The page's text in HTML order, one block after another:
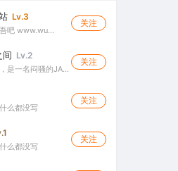
Lv.3
吧 www.wu…
关注
间 Lv.2
是一名闷骚的JA…
关注
么都没写
关注
么都没写
关注